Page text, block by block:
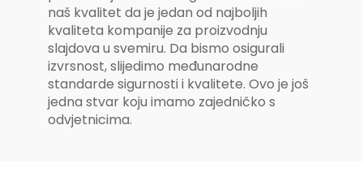
naš kvalitet da je jedan od najboljih
kvaliteta kompanije za proizvodnju
slajdova u svemiru. Da bismo osigurali
izvrsnost, slijedimo međunarodne
standarde sigurnosti i kvalitete. Ovo je još
jedna stvar koju imamo zajedničko s
odvjetnicima.